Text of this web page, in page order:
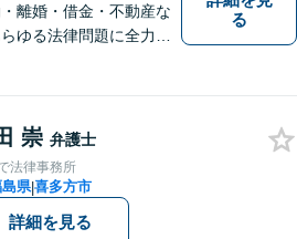
離婚・借金・不動産な
ゆる法律問題に全力を
困りの方はまずはご相
ださい。
る
崇 弁護士
法律事務所
県|喜多方市
詳細を見る